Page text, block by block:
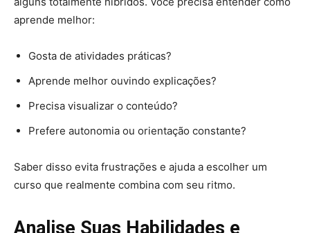
aprende melhor:
Gosta de atividades práticas?
Aprende melhor ouvindo explicações?
Precisa visualizar o conteúdo?
Prefere autonomia ou orientação constante?
Saber disso evita frustrações e ajuda a escolher um
curso que realmente combina com seu ritmo.
Analise Suas Habilidades e